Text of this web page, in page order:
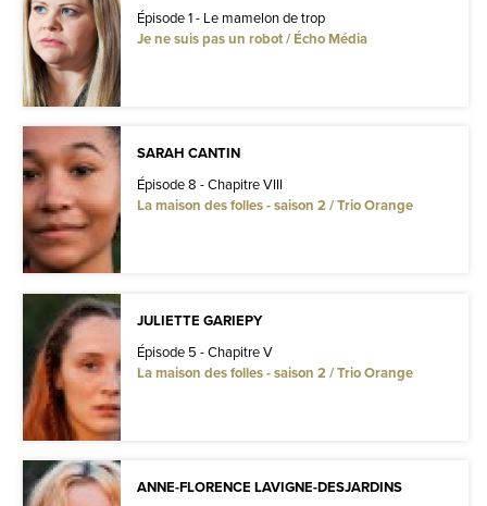
Épisode 1 - Le mamelon de trop
Je ne suis pas un robot / Écho Média
SARAH CANTIN
Épisode 8 - Chapitre VIII
La maison des folles - saison 2 / Trio Orange
JULIETTE GARIEPY
Épisode 5 - Chapitre V
La maison des folles - saison 2 / Trio Orange
ANNE-FLORENCE LAVIGNE-DESJARDINS